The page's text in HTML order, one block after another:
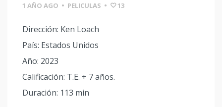
1 AÑO AGO • PELICULAS • 13
Dirección: Ken Loach
País: Estados Unidos
Año: 2023
Calificación: T.E. + 7 años.
Duración: 113 min